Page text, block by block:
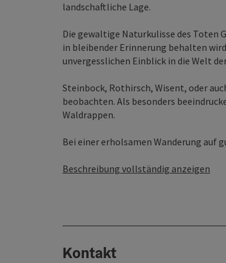
landschaftliche Lage.
Die gewaltige Naturkulisse des Toten
in bleibender Erinnerung behalten
unvergesslichen Einblick in die Welt
Steinbock, Rothirsch, Wisent, oder
beobachten. Als besonders
Waldrappen.
Bei einer erholsamen Wanderung auf
Beschreibung vollständig anzeigen
Kontakt